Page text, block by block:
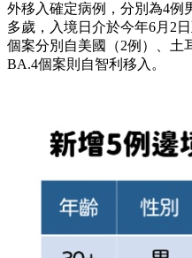
外移入確定病例，分別為4例
多歲，入境日介於今年6月2
個案分別自美國（2例）、土
BA.4個案則自智利移入。